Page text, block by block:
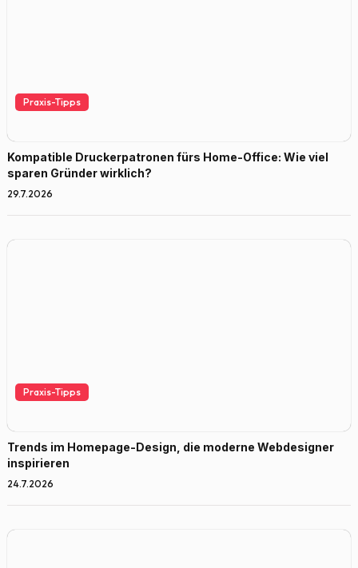
Praxis-Tipps
Kompatible Druckerpatronen fürs Home-Office: Wie viel
sparen Gründer wirklich?
29.7.2026
Praxis-Tipps
Trends im Homepage-Design, die moderne Webdesigner
inspirieren
24.7.2026